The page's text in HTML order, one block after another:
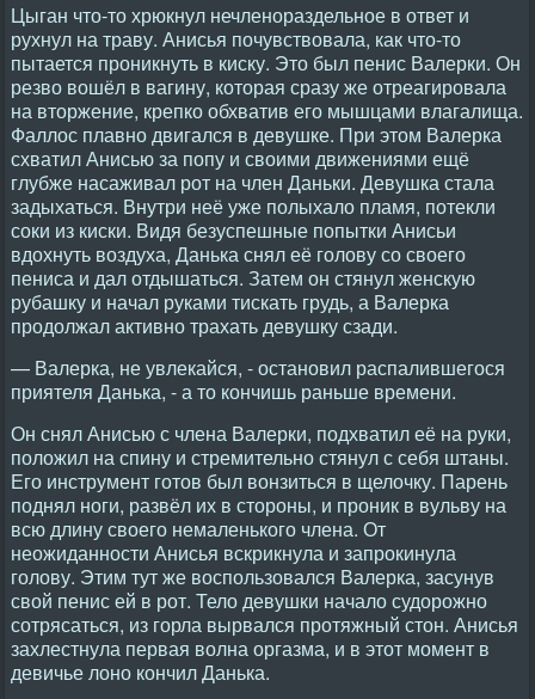
Цыган что-то хрюкнул нечленораздельное в ответ и
рухнул на траву. Анисья почувствовала, как что-то
пытается проникнуть в киску. Это был пенис Валерки. Он
резво вошёл в вагину, которая сразу же отреагировала
на вторжение, крепко обхватив его мышцами влагалища.
Фаллос плавно двигался в девушке. При этом Валерка
схватил Анисью за попу и своими движениями ещё
глубже насаживал рот на член Даньки. Девушка стала
задыхаться. Внутри неё уже полыхало пламя, потекли
соки из киски. Видя безуспешные попытки Анисьи
вдохнуть воздуха, Данька снял её голову со своего
пениса и дал отдышаться. Затем он стянул женскую
рубашку и начал руками тискать грудь, а Валерка
продолжал активно трахать девушку сзади.
— Валерка, не увлекайся, - остановил распалившегося
приятеля Данька, - а то кончишь раньше времени.
Он снял Анисью с члена Валерки, подхватил её на руки,
положил на спину и стремительно стянул с себя штаны.
Его инструмент готов был вонзиться в щелочку. Парень
поднял ноги, развёл их в стороны, и проник в вульву на
всю длину своего немаленького члена. От
неожиданности Анисья вскрикнула и запрокинула
голову. Этим тут же воспользовался Валерка, засунув
свой пенис ей в рот. Тело девушки начало судорожно
сотрясаться, из горла вырвался протяжный стон. Анисья
захлестнула первая волна оргазма, и в этот момент в
девичье лоно кончил Данька.